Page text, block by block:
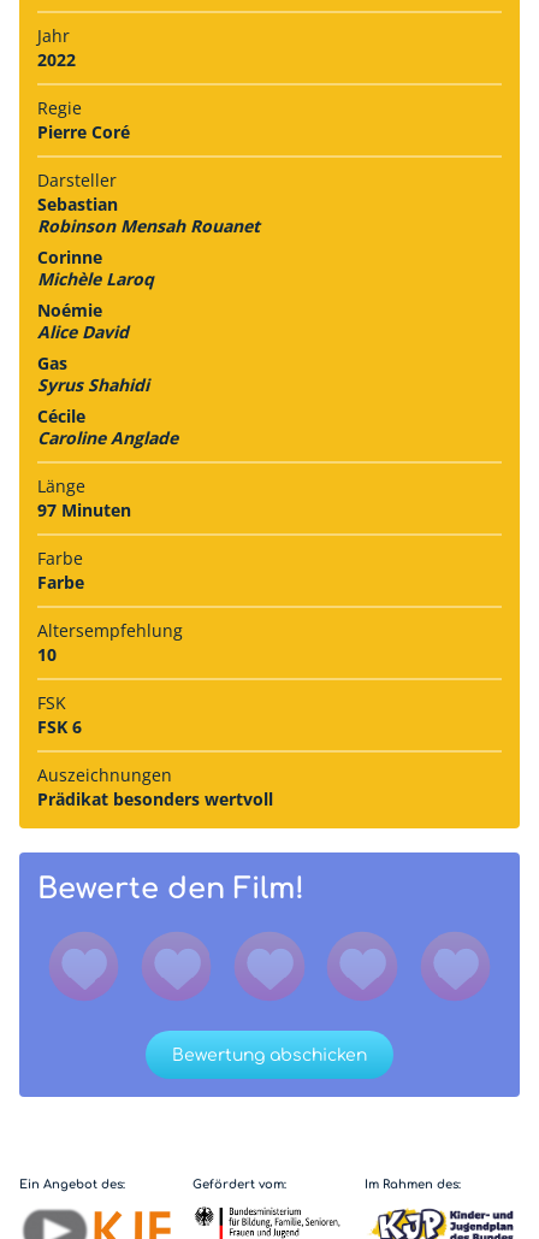
Jahr
2022
Regie
Pierre Coré
Darsteller
Sebastian
Robinson Mensah Rouanet
Corinne
Michèle Laroq
Noémie
Alice David
Gas
Syrus Shahidi
Cécile
Caroline Anglade
Länge
97 Minuten
Farbe
Farbe
Alters­empfehlung
10
FSK
FSK 6
Auszeich­nungen
Prädikat besonders wertvoll
Bewerte den Film!
Bewertung abschicken
Ein Angebot des: Gefördert vom: Im Rahmen des: